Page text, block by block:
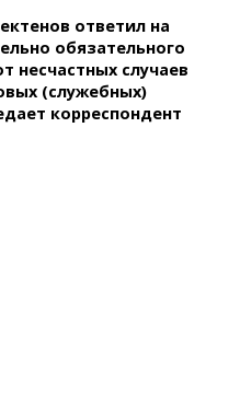
ответил на
обязательного
несчастных случаев
(служебных)
корреспондент